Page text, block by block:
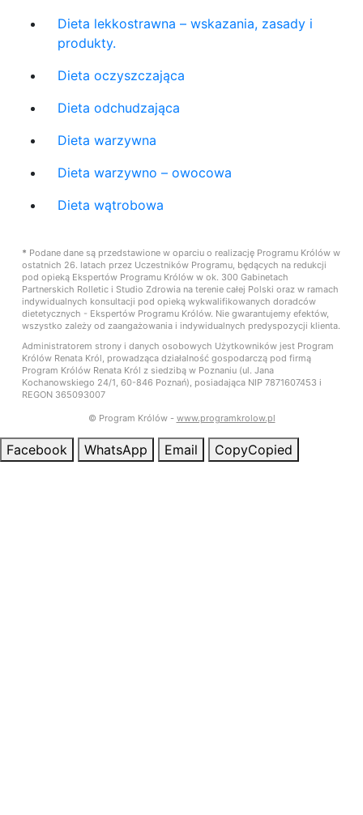
Dieta lekkostrawna – wskazania, zasady i
produkty.
Dieta oczyszczająca
Dieta odchudzająca
Dieta warzywna
Dieta warzywno – owocowa
Dieta wątrobowa
* Podane dane są przedstawione w oparciu o realizację Programu Królów w
ostatnich 26. latach przez Uczestników Programu, będących na redukcji
pod opieką Ekspertów Programu Królów w ok. 300 Gabinetach
Partnerskich Rolletic i Studio Zdrowia na terenie całej Polski oraz w ramach
indywidualnych konsultacji pod opieką wykwalifikowanych doradców
dietetycznych - Ekspertów Programu Królów. Nie gwarantujemy efektów,
wszystko zależy od zaangażowania i indywidualnych predyspozycji klienta.
Administratorem strony i danych osobowych Użytkowników jest Program
Królów Renata Król, prowadząca działalność gospodarczą pod firmą
Program Królów Renata Król z siedzibą w Poznaniu (ul. Jana
Kochanowskiego 24/1, 60-846 Poznań), posiadająca NIP 7871607453 i
REGON 365093007
© Program Królów - www.programkrolow.pl
Facebook WhatsApp Email CopyCopied